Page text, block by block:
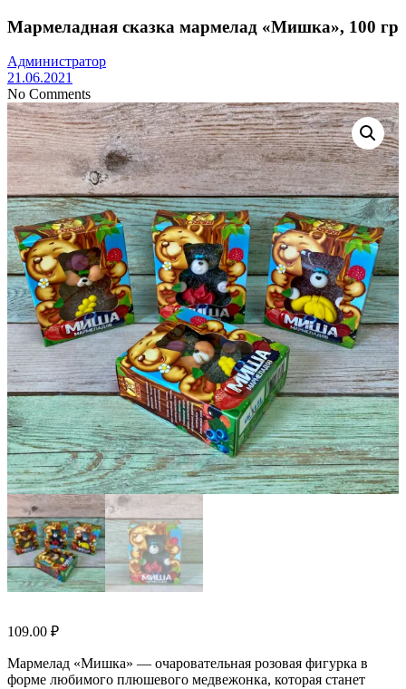
Мармеладная сказка мармелад «Мишка», 100 гр
Администратор
21.06.2021
No Comments
109.00 ₽
Мармелад «Мишка» — очаровательная розовая фигурка в
форме любимого плюшевого медвежонка, которая станет